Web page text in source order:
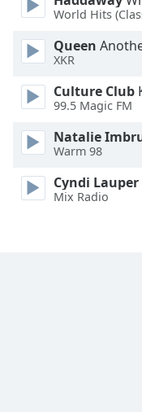
Close
Modal
dialog
window.
World Hits
Queen
XKR
Culture Club
99.5 Magic FM
Natalie
Warm 98
Cyndi Lauper
Mix Radio